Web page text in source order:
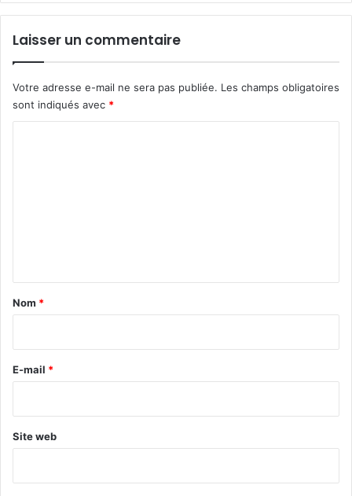
Laisser un commentaire
Votre adresse e-mail ne sera pas publiée. Les champs obligatoires
sont indiqués avec *
a
e
Nom *
E-mail *
Site web